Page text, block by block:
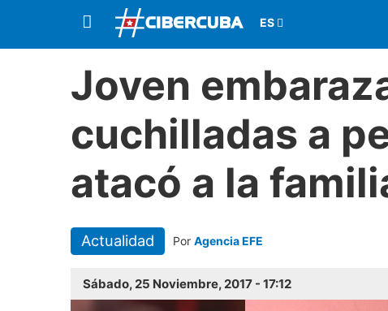
Joven
cuchilladas a
atacó a la
Actualidad Por Agencia EFE
Sábado, 25 Noviembre, 2017 - 17:12